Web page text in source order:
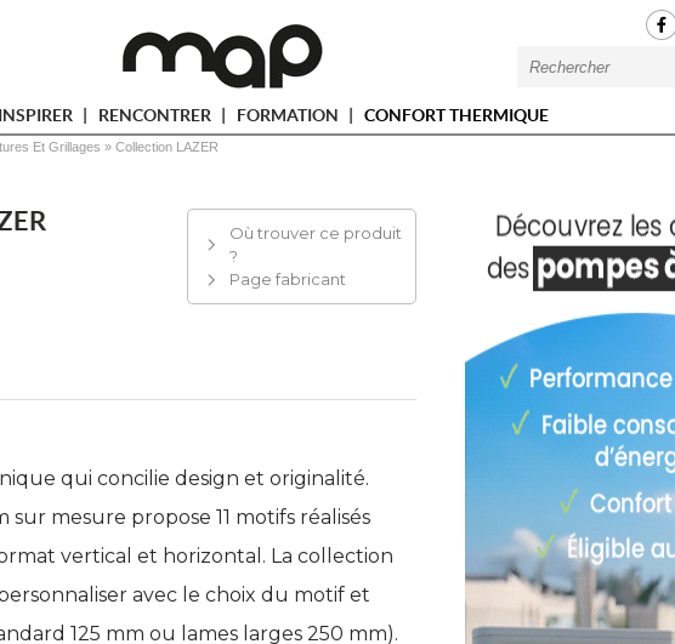
RENCONTRER FORMATION CONFORT THERMIQUE
Et Grillages » Collection LAZER
Où trouver ce produit
?
Page fabricant
qui concilie design et originalité.
mesure propose 11 motifs réalisés
vertical et horizontal. La collection
avec le choix du motif et
125 mm ou lames larges 250 mm).